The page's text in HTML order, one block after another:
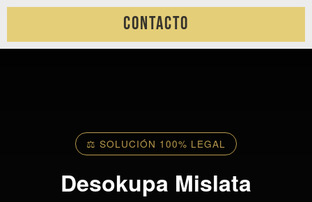
Contacto
⚖️ SOLUCIÓN 100% LEGAL
Desokupa Mislata